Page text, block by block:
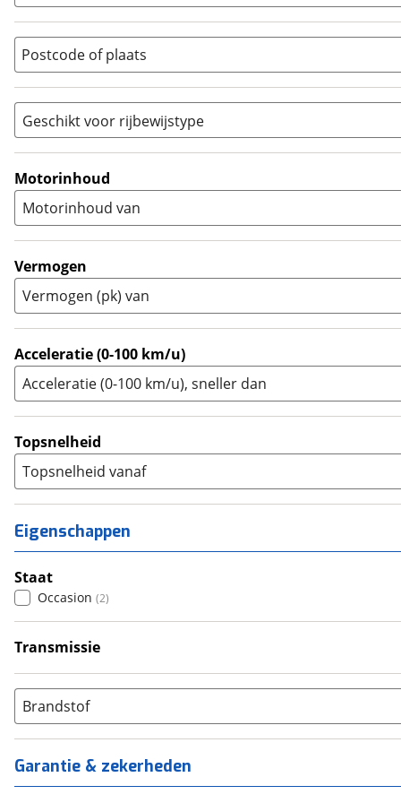
Overig (1)
Racer ( 0)
Sport (0)
Sport Touring
Supermotard (0)
Supersport
Tourer (0)
Touring Enduro
Trike (0)
Zijspan 0)
Postcode of plaats
Geschikt voor rijbewijstype
A (1)
A1 (0)
(
Motorinhoud
Motorinhoud van
Vermogen
Vermogen (pk) van
Acceleratie (0-100 km/u)
Acceleratie (0-100 km/u), sneller dan
Topsnelheid
Topsnelheid vanaf
Eigenschappen
Staat
Occasion (2)
Transmissie
Brandstof
Garantie & zekerheden